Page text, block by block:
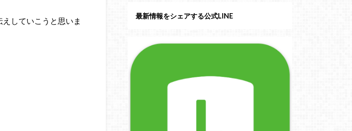
えしていこうと思いま
最新情報をシェアする公式LINE